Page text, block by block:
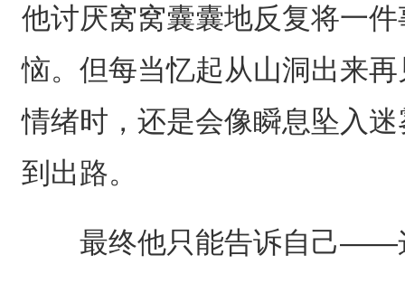
他讨厌窝窝囊囊地反复将一
恼。但每当忆起从山洞出来
情绪时，还是会像瞬息坠入
到出路。
最终他只能告诉自己——